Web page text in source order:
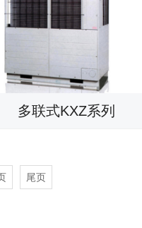
多联式KXZ系列
尾页